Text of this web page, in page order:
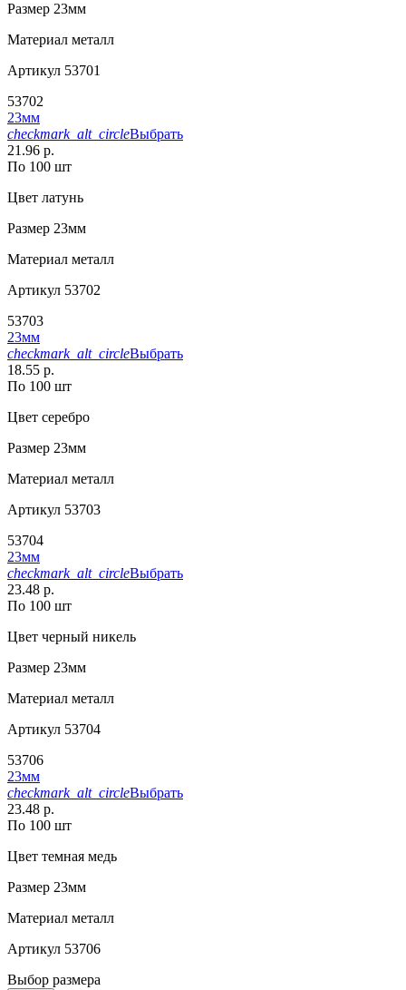
Размер 23мм
Материал металл
Артикул 53701
53702
23мм
checkmark_alt_circleВыбрать
21.96 р.
По 100 шт
Цвет латунь
Размер 23мм
Материал металл
Артикул 53702
53703
23мм
checkmark_alt_circleВыбрать
18.55 р.
По 100 шт
Цвет серебро
Размер 23мм
Материал металл
Артикул 53703
53704
23мм
checkmark_alt_circleВыбрать
23.48 р.
По 100 шт
Цвет черный никель
Размер 23мм
Материал металл
Артикул 53704
53706
23мм
checkmark_alt_circleВыбрать
23.48 р.
По 100 шт
Цвет темная медь
Размер 23мм
Материал металл
Артикул 53706
Выбор размера